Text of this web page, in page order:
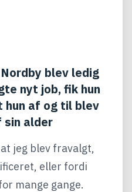
blev ledig
nyt job, fik hun
hun af og til blev
sin alder
jeg blev fravalgt,
eller fordi
mange gange.